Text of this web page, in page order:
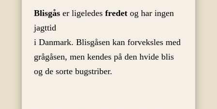
Blisgåser ligeledes fredetog har ingen
jagttid
i Danmark. Blisgåsen kan forveksles med
grågåsen, men kendes på den hvide blis
og de sorte bugstriber.